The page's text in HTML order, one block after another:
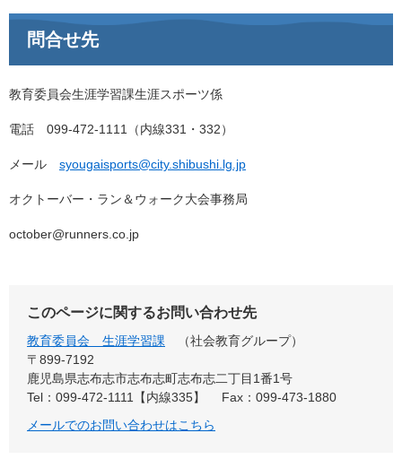
問合せ先
教育委員会生涯学習課生涯スポーツ係
電話 099-472-1111（内線331・332）
メール syougaisports@city.shibushi.lg.jp
オクトーバー・ラン＆ウォーク大会事務局
october@runners.co.jp
このページに関するお問い合わせ先
教育委員会 生涯学習課
社会教育グループ
〒899-7192
鹿児島県志布志市志布志町志布志二丁目1番1号
Tel：099-472-1111【内線335】
Fax：099-473-1880
メールでのお問い合わせはこちら